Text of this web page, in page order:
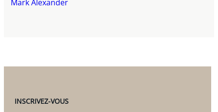
Mark Alexander
INSCRIVEZ-VOUS